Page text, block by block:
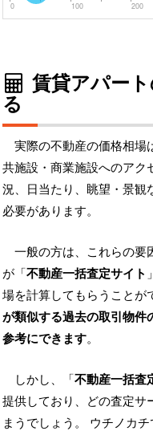
0 100 200
賃貸アパー
る
実際の不動産の価格相場
共施設・商業施設へのアク
況、日当たり、眺望・景観
必要があります。
一般の方は、これらの要
が「不動産一括査定サイト
場を計算してもらうことが
が類似する過去の取引物件
参考にできます。
しかし、「不動産一括査
提供しており、どの査定サ
まうでしょう。 ウチノカチ